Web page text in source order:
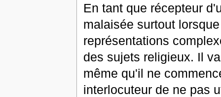
En tant que récepteur
malaisée surtout
représentations
des sujets religieux. Il
même qu'il ne
interlocuteur de ne pas